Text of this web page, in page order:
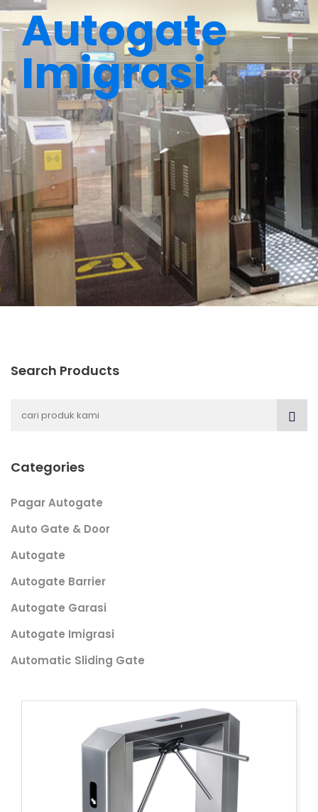
Autogate
Imigrasi
Search Products
Categories
Pagar Autogate
Auto Gate & Door
Autogate
Autogate Barrier
Autogate Garasi
Autogate Imigrasi
Automatic Sliding Gate